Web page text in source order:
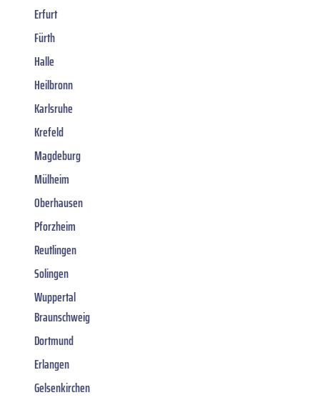
Erfurt
Fürth
Halle
Heilbronn
Karlsruhe
Krefeld
Magdeburg
Mülheim
Oberhausen
Pforzheim
Reutlingen
Solingen
Wuppertal
Braunschweig
Dortmund
Erlangen
Gelsenkirchen